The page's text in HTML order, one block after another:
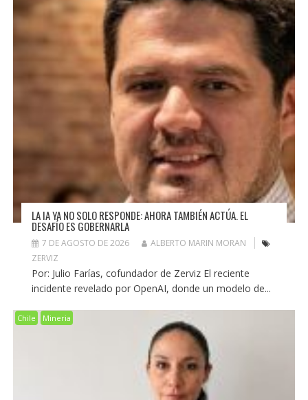
LA IA YA NO SOLO RESPONDE: AHORA TAMBIÉN ACTÚA. EL
DESAFÍO ES GOBERNARLA
7 DE AGOSTO DE 2026
ALBERTO MARIN MORAN
ZERVIZ
Por: Julio Farías, cofundador de Zerviz El reciente
incidente revelado por OpenAI, donde un modelo de...
Chile Mineria